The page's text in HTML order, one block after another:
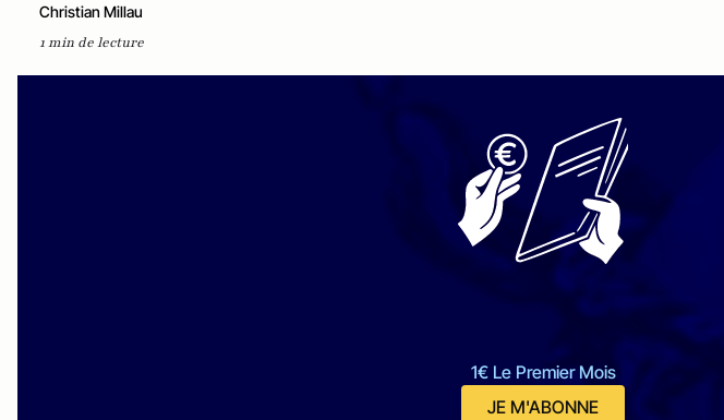
Christian Millau
1 min de lecture
1€ Le Premier Mois
JE M'ABONNE